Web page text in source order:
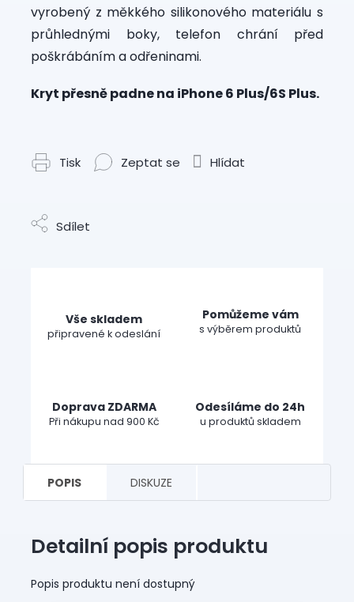
vyrobený z měkkého silikonového materiálu s
průhlednými boky, telefon chrání před
poškrábáním a odřeninami.
Kryt přesně padne na iPhone 6 Plus/6S Plus.
Tisk Zeptat se Hlídat
Sdílet
Vše skladem
připravené k odeslání
Pomůžeme vám
s výběrem produktů
Doprava ZDARMA
Při nákupu nad 900 Kč
Odesíláme do 24h
u produktů skladem
POPIS DISKUZE
Detailní popis produktu
Popis produktu není dostupný